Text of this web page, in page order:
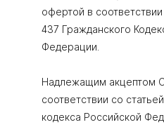
офертой в
437 Гражданского
Федерации.
Надлежащим акцептом
соответствии со
кодекса Российской